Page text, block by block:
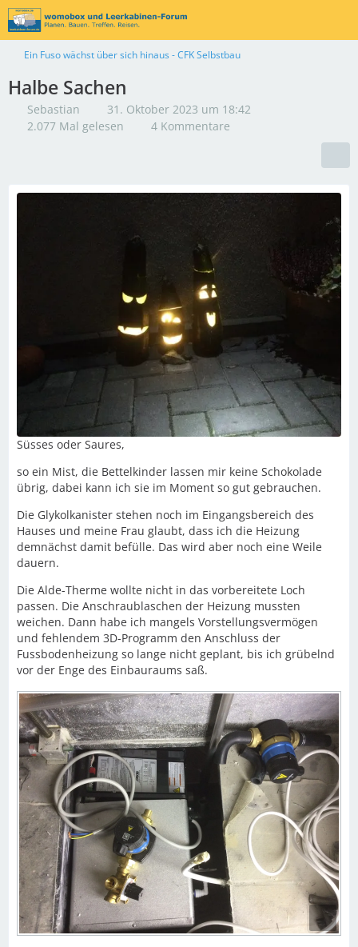
Ein Fuso wächst über sich hinaus - CFK Selbstbau
Halbe Sachen
Sebastian
31. Oktober 2023 um 18:42
2.077 Mal gelesen
4 Kommentare
Süsses oder Saures,
so ein Mist, die Bettelkinder lassen mir keine Schokolade
übrig, dabei kann ich sie im Moment so gut gebrauchen.
Die Glykolkanister stehen noch im Eingangsbereich des
Hauses und meine Frau glaubt, dass ich die Heizung
demnächst damit befülle. Das wird aber noch eine Weile
dauern.
Die Alde-Therme wollte nicht in das vorbereitete Loch
passen. Die Anschraublaschen der Heizung mussten
weichen. Dann habe ich mangels Vorstellungsvermögen
und fehlendem 3D-Programm den Anschluss der
Fussbodenheizung so lange nicht geplant, bis ich grübelnd
vor der Enge des Einbauraums saß.